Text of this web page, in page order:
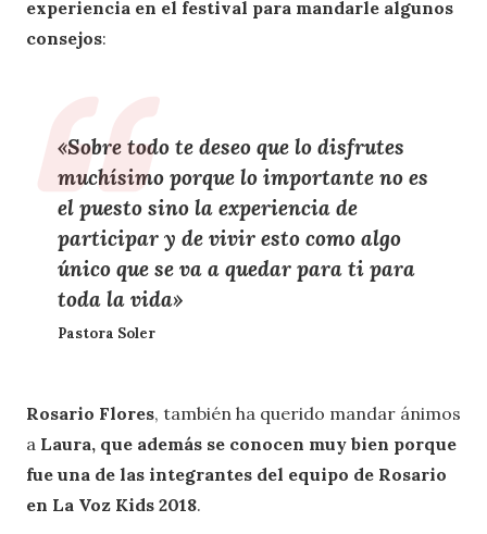
experiencia en el festival para mandarle algunos
consejos:
«Sobre todo te deseo que lo disfrutes
muchísimo porque lo importante no es
el puesto sino la experiencia de
participar y de vivir esto como algo
único que se va a quedar para ti para
toda la vida»
Pastora Soler
Rosario Flores, también ha querido mandar ánimos
a Laura, que además se conocen muy bien porque
fue una de las integrantes del equipo de Rosario
en La Voz Kids 2018.